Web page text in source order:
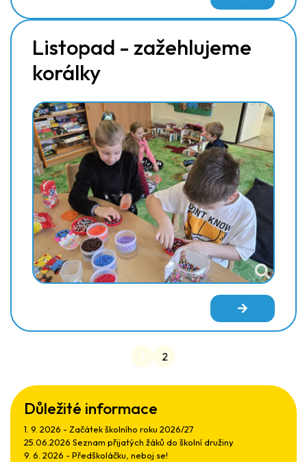
Důležité informace
1. 9. 2026 - Začátek školního roku 2026/27
25.06.2026 Seznam přijatých žáků do školní družiny
9. 6. 2026 - Předškoláčku, neboj se!
Listopad - zažehlujeme
korálky
2